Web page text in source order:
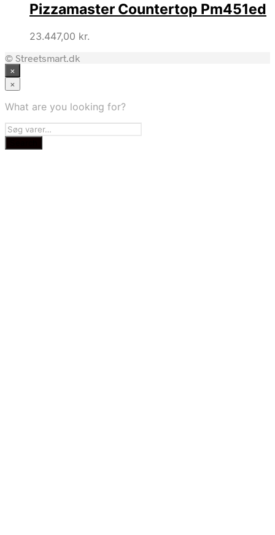
Pizzamaster Countertop Pm451ed
23.447,00 kr.
© Streetsmart.dk
×
×
What are you looking for?